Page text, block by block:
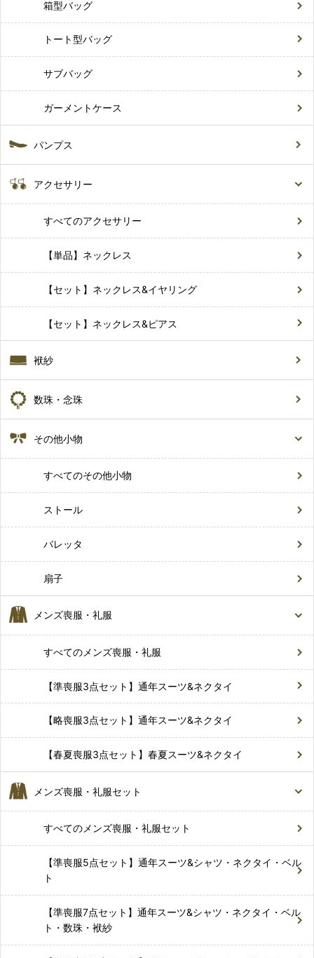
箱型バッグ
トート型バッグ
サブバッグ
ガーメントケース
パンプス
アクセサリー
すべてのアクセサリー
【単品】ネックレス
【セット】ネックレス&イヤリング
【セット】ネックレス&ピアス
袱紗
数珠・念珠
その他小物
すべてのその他小物
ストール
バレッタ
扇子
メンズ喪服・礼服
すべてのメンズ喪服・礼服
【準喪服3点セット】通年スーツ&ネクタイ
【略喪服3点セット】通年スーツ&ネクタイ
【春夏喪服3点セット】春夏スーツ&ネクタイ
メンズ喪服・礼服セット
すべてのメンズ喪服・礼服セット
【準喪服5点セット】通年スーツ&シャツ・ネクタイ・ベル
ト
【準喪服7点セット】通年スーツ&シャツ・ネクタイ・ベル
ト・数珠・袱紗